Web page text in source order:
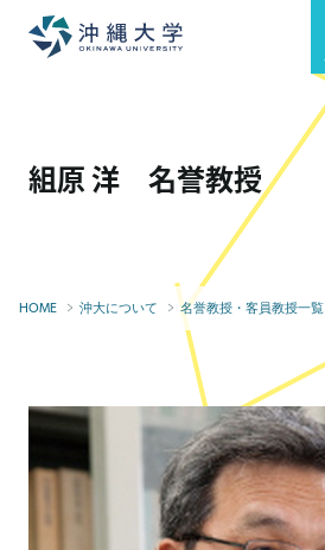
組原 洋 名誉教授
HOME 沖大について 名誉教授・客員教授一覧